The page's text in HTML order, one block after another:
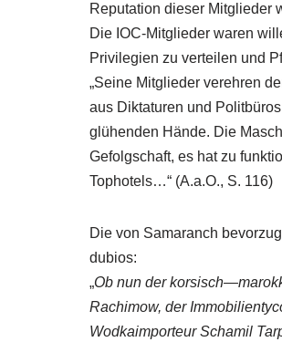
Reputation dieser Mitglieder
Die IOC-Mitglieder waren
Privilegien zu verteilen und
„Seine Mitglieder verehren
aus Diktaturen und
glühenden Hände. Die
Gefolgschaft, es hat zu
Tophotels…“ (A.a.O., S. 116)
Die von Samaranch
dubios:
„Ob nun der
Rachimow, der
Wodkaimporteur Schamil